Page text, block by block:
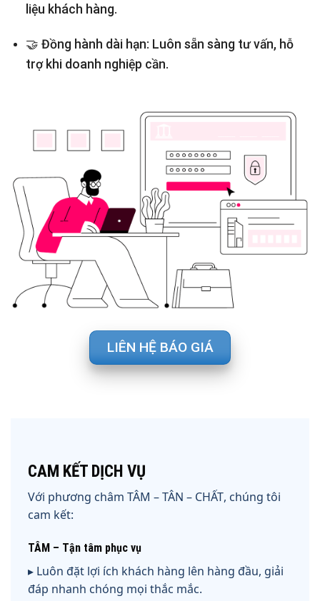
liệu khách hàng.
🤝 Đồng hành dài hạn: Luôn sẵn sàng tư vấn, hỗ
trợ khi doanh nghiệp cần.
LIÊN HỆ BÁO GIÁ
CAM KẾT DỊCH VỤ
Với phương châm TÂM – TÂN – CHẤT, chúng tôi
cam kết:
TÂM – Tận tâm phục vụ
▸ Luôn đặt lợi ích khách hàng lên hàng đầu, giải
đáp nhanh chóng mọi thắc mắc.